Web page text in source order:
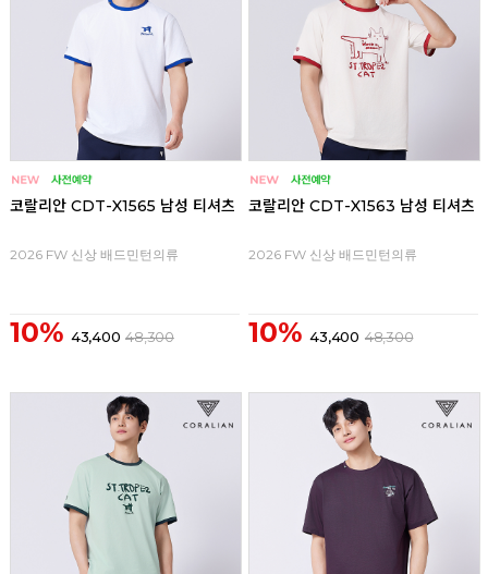
코랄리안 CDT-X1565 남성 티셔츠
2026 FW 신상 배드민턴의류
10% 43,400 48,300
코랄리안 CDT-X1563 남성 티셔츠
2026 FW 신상 배드민턴의류
10% 43,400 48,300